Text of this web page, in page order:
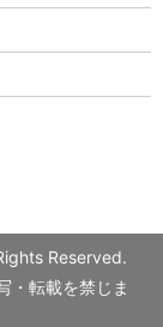
Reserved.
・転載を禁じま